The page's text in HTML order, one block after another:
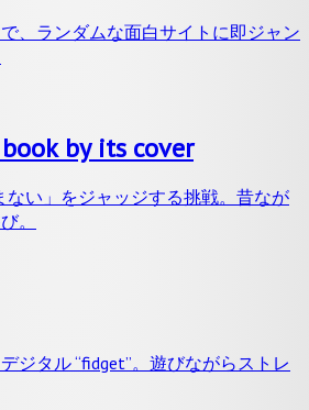
、ランダムな面白サイトに即ジャン
by its cover
い」をジャッジする挑戦。昔なが
。
ジタル “fidget”。遊びながらストレ